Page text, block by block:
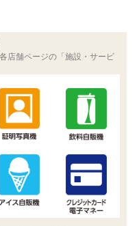
店舗ページの「施設・サービ